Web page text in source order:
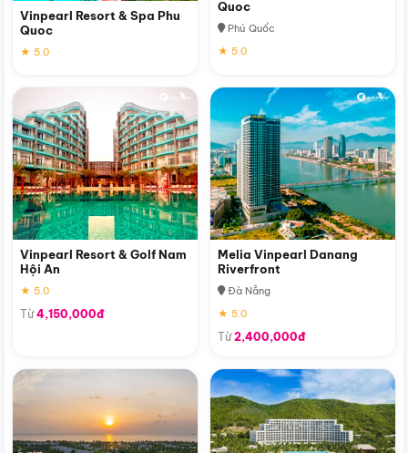
Vinpearl Resort & Spa Phu
Quoc
★ 5.0
Quoc
Phú Quốc
★ 5.0
Vinpearl Resort & Golf Nam
Hội An
★ 5.0
Từ4,150,000đ
Melia Vinpearl Danang
Riverfront
Đà Nẵng
★ 5.0
Từ2,400,000đ